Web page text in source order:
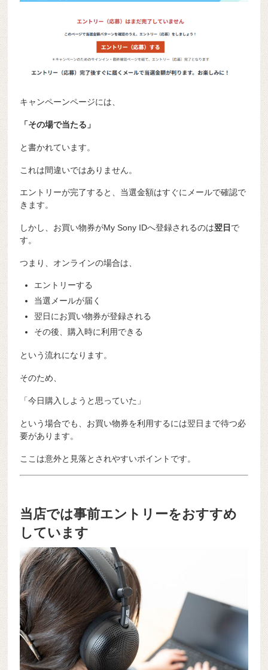
キャンペーンページには、
「その場で当たる」
と書かれています。
これは間違いではありません。
エントリーが完了すると、当選金額はすぐにメールで確認で
きます。
しかし、お買い物券がMy Sony IDへ登録されるのは翌日 で
す。
つまり、オンラインの場合は、
エントリーする
当選メールが届く
翌日にお買い物券が登録される
その後、購入時に利用できる
という流れになります。
そのため、
「今日購入しようと思っていた」
という場合でも、お買い物券を利用するには翌日まで待つ必
要があります。
ここは意外と見落とされやすいポイントです。
当店では事前エントリーをおすすめ
しています